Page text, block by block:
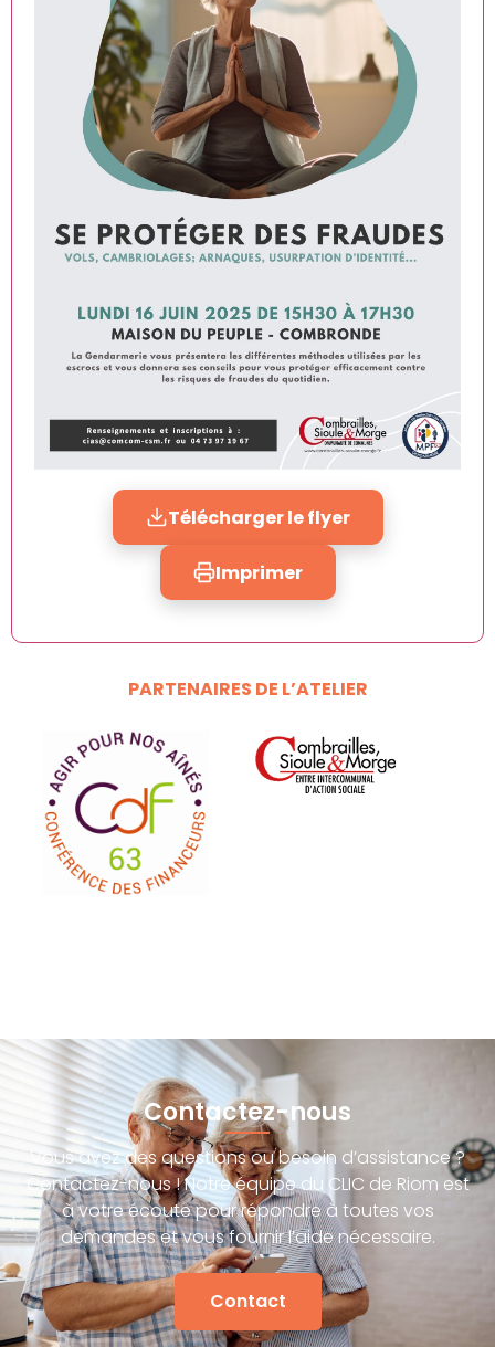
Télécharger le flyer
Imprimer
PARTENAIRES DE L’ATELIER
Contactez-nous
Vous avez des questions ou besoin d’assistance ?
Contactez-nous ! Notre équipe du CLIC de Riom est
à votre écoute pour répondre à toutes vos
demandes et vous fournir l’aide nécessaire.
Contact